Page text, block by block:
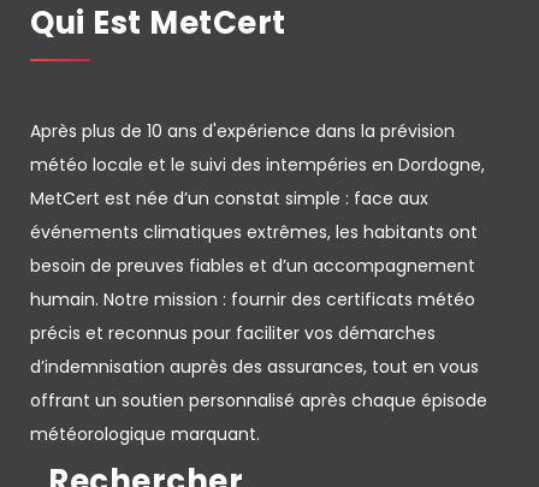
Qui Est MetCert
Après plus de 10 ans d'expérience dans la prévision
météo locale et le suivi des intempéries en Dordogne,
MetCert est née d’un constat simple : face aux
événements climatiques extrêmes, les habitants ont
besoin de preuves fiables et d’un accompagnement
humain. Notre mission : fournir des certificats météo
précis et reconnus pour faciliter vos démarches
d’indemnisation auprès des assurances, tout en vous
offrant un soutien personnalisé après chaque épisode
météorologique marquant.